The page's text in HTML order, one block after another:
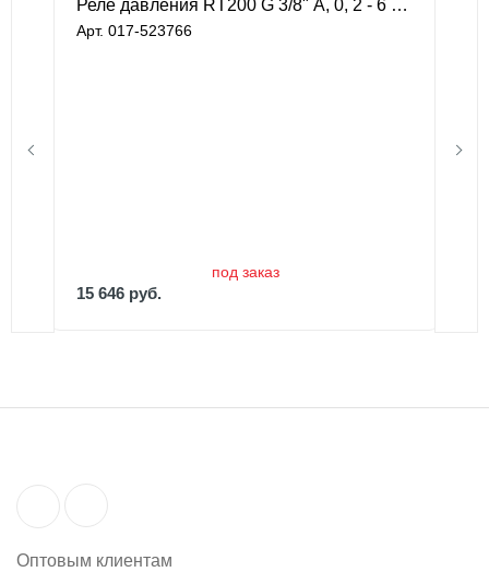
Реле давления RT200 G 3/8" А, 0, 2 - 6 бар
Арт. 017-523766
под заказ
15 646 руб.
Оптовым клиентам